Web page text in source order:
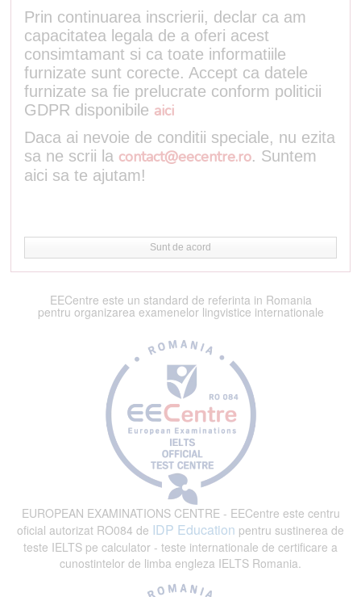
Prin continuarea inscrierii, declar ca am
capacitatea legala de a oferi acest
consimtamant si ca toate informatiile
furnizate sunt corecte. Accept ca datele
furnizate sa fie prelucrate conform politicii
GDPR disponibile aici
Daca ai nevoie de conditii speciale, nu ezita
sa ne scrii la contact@eecentre.ro. Suntem
aici sa te ajutam!
Sunt de acord
EECentre este un standard de referinta in Romania
pentru organizarea examenelor lingvistice internationale
EUROPEAN EXAMINATIONS CENTRE - EECentre este centru
oficial autorizat RO084 de IDP Education pentru sustinerea de
teste IELTS pe calculator - teste internationale de certificare a
cunostintelor de limba engleza IELTS Romania.